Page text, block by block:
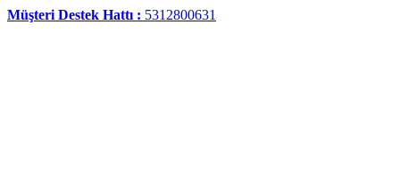
Müşteri Destek Hattı : 5312800631